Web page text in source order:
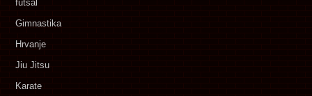
futsal
Gimnastika
Hrvanje
Jiu Jitsu
Karate